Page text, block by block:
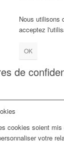
Nous utilisons
acceptez
OK
de
cookies soient
votre